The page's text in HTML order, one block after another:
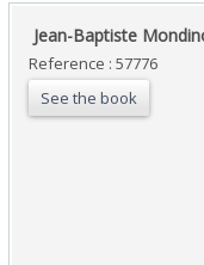
Jean-Baptiste
Reference : 57776
See the book